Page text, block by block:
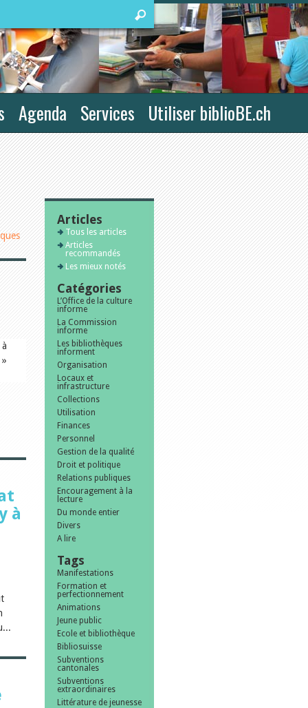
Agenda Services Utiliser biblioBE.ch
à
Articles
Tous les articles
Articles
recommandés
Les mieux notés
Catégories
L’Office de la culture
informe
La Commission
informe
Les bibliothèques
informent
Organisation
Locaux et
infrastructure
Collections
Utilisation
Finances
Personnel
Gestion de la qualité
Droit et politique
Relations publiques
Encouragement à la
lecture
Du monde entier
Divers
A lire
Tags
Manifestations
Formation et
perfectionnement
Animations
Jeune public
Ecole et bibliothèque
Bibliosuisse
Subventions
cantonales
Subventions
extraordinaires
Littérature de jeunesse